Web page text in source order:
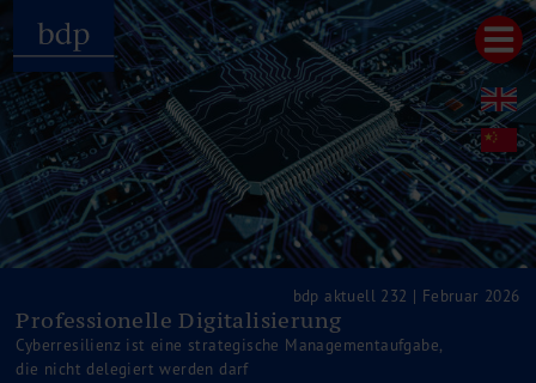
Hauptmenu
Home
bdp aktuell
Über uns
Unternehmenswerte
Referenzen
Pressespiegel
Newsletter
Videos
bdp aktuell 232 | Februar 2026
Professionelle Digitalisierung
Cyberresilienz ist eine strategische Managementaufgabe,
die nicht delegiert werden darf